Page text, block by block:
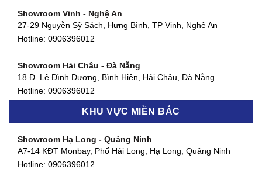
Showroom Quận 4 - TP. HCM
127 Khánh Hội, Phường 3, Quận 4,TP. HCM
Showroom Quận 7 - TP. HCM
877 Huỳnh Tấn Phát, Phú Thuận, Quận 7, TP HCM
Hotline:0906396012
580 Phan Văn Trị, Phường 7, Quận 5, TP HCM
Hotline:0906396012
Showroom Vinh - Nghệ An
27-29 Nguyễn Sỹ Sách, Hưng Bình, TP Vinh, Nghệ An
Hotline: 0906396012
Showroom Hải Châu - Đà Nẵng
18 Đ. Lê Đình Dương, Bình Hiên, Hải Châu, Đà Nẵng
Hotline: 0906396012
Showroom Thanh Khê - Đà Nẵng
Hotline:0906396012
Showroom Cẩm Lệ - Đà Nẵng
KHU VỰC MIỀN BẮC
Showroom Hạ Long - Quảng Ninh
A7-14 KĐT Monbay, Phố Hải Long, Hạ Long, Quảng Ninh
Hotline: 0906396012